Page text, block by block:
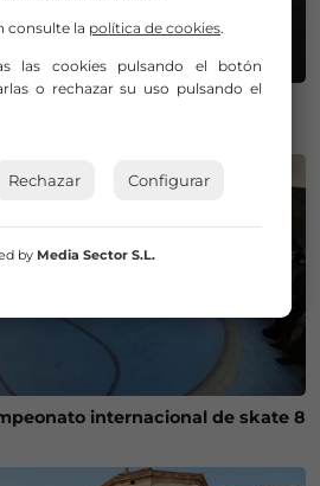
web para encontrar el mejor
solar del 12 de agosto
internacional de skate 8
consulte la política de cookies.
las cookies pulsando el botón
o rechazar su uso pulsando el
Rechazar Configurar
by Media Sector S.L.